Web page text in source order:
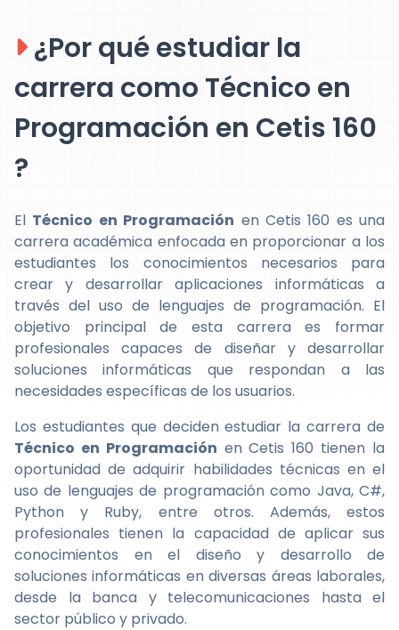
¿Por qué estudiar la
carrera como Técnico en
Programación en Cetis 160
?
El Técnico en Programación en Cetis 160 es una
carrera académica enfocada en proporcionar a los
estudiantes los conocimientos necesarios para
crear y desarrollar aplicaciones informáticas a
través del uso de lenguajes de programación. El
objetivo principal de esta carrera es formar
profesionales capaces de diseñar y desarrollar
soluciones informáticas que respondan a las
necesidades específicas de los usuarios.
Los estudiantes que deciden estudiar la carrera de
Técnico en Programación en Cetis 160 tienen la
oportunidad de adquirir habilidades técnicas en el
uso de lenguajes de programación como Java, C#,
Python y Ruby, entre otros. Además, estos
profesionales tienen la capacidad de aplicar sus
conocimientos en el diseño y desarrollo de
soluciones informáticas en diversas áreas laborales,
desde la banca y telecomunicaciones hasta el
sector público y privado.